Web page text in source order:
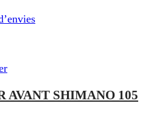
AVANT SHIMANO 105